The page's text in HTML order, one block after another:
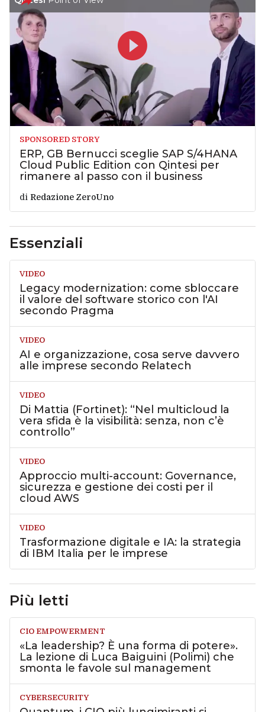
SPONSORED STORY
ERP, GB Bernucci sceglie SAP S/4HANA
Cloud Public Edition con Qintesi per
rimanere al passo con il business
di Redazione ZeroUno
Essenziali
VIDEO
Legacy modernization: come sbloccare
il valore del software storico con l'AI
secondo Pragma
VIDEO
AI e organizzazione, cosa serve davvero
alle imprese secondo Relatech
VIDEO
Di Mattia (Fortinet): “Nel multicloud la
vera sfida è la visibilità: senza, non c’è
controllo”
VIDEO
Approccio multi-account: Governance,
sicurezza e gestione dei costi per il
cloud AWS
VIDEO
Trasformazione digitale e IA: la strategia
di IBM Italia per le imprese
Più letti
CIO EMPOWERMENT
«La leadership? È una forma di potere».
La lezione di Luca Baiguini (Polimi) che
smonta le favole sul management
CYBERSECURITY